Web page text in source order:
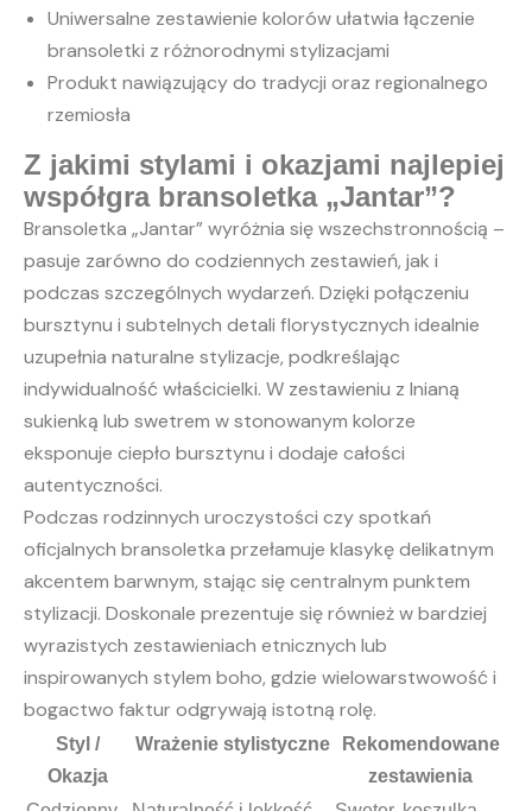
Uniwersalne zestawienie kolorów ułatwia łączenie
bransoletki z różnorodnymi stylizacjami
Produkt nawiązujący do tradycji oraz regionalnego
rzemiosła
Z jakimi stylami i okazjami najlepiej
współgra bransoletka „Jantar”?
Bransoletka „Jantar” wyróżnia się wszechstronnością –
pasuje zarówno do codziennych zestawień, jak i
podczas szczególnych wydarzeń. Dzięki połączeniu
bursztynu i subtelnych detali florystycznych idealnie
uzupełnia naturalne stylizacje, podkreślając
indywidualność właścicielki. W zestawieniu z lnianą
sukienką lub swetrem w stonowanym kolorze
eksponuje ciepło bursztynu i dodaje całości
autentyczności.
Podczas rodzinnych uroczystości czy spotkań
oficjalnych bransoletka przełamuje klasykę delikatnym
akcentem barwnym, stając się centralnym punktem
stylizacji. Doskonale prezentuje się również w bardziej
wyrazistych zestawieniach etnicznych lub
inspirowanych stylem boho, gdzie wielowarstwowość i
bogactwo faktur odgrywają istotną rolę.
Styl /
Okazja
Wrażenie stylistyczne
Rekomendowane
zestawienia